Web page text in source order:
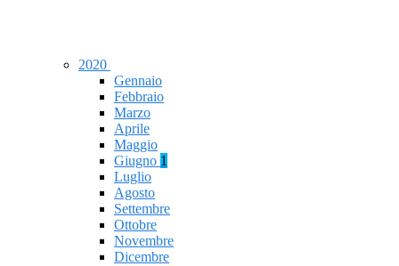
2020
Gennaio
Febbraio
Marzo
Aprile
Maggio
Giugno 1
Luglio
Agosto
Settembre
Ottobre
Novembre
Dicembre